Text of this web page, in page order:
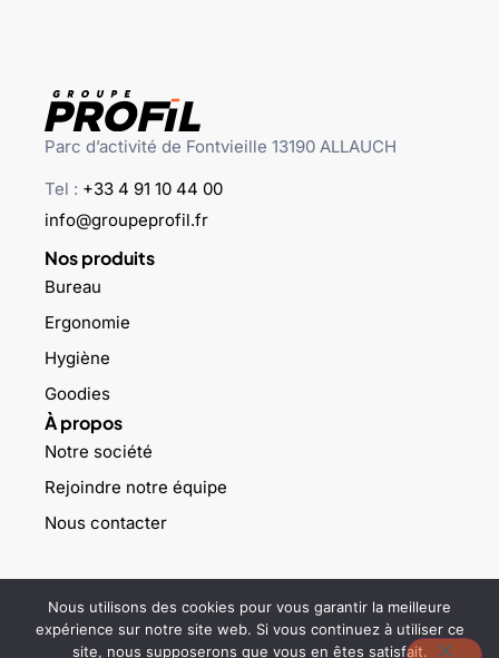
Parc d’activité de Fontvieille 13190 ALLAUCH
Tel : +33 4 91 10 44 00
info@groupeprofil.fr
Nos produits
Bureau
Ergonomie
Hygiène
Goodies
À propos
Notre société
Rejoindre notre équipe
Nous contacter
Nous utilisons des cookies pour vous garantir la meilleure
expérience sur notre site web. Si vous continuez à utiliser ce
site, nous supposerons que vous en êtes satisfait.